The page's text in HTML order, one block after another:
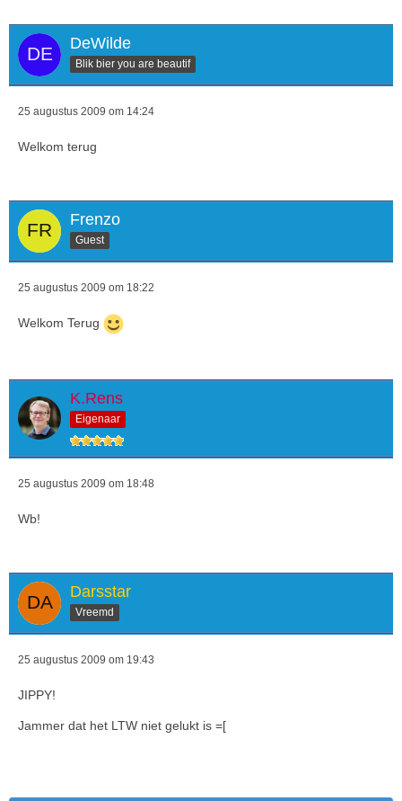
DeWilde
Blik bier you are beautif
25 augustus 2009 om 14:24
Welkom terug
Frenzo
Guest
25 augustus 2009 om 18:22
Welkom Terug
K.Rens
Eigenaar
25 augustus 2009 om 18:48
Wb!
Darsstar
Vreemd
25 augustus 2009 om 19:43
JIPPY!
Jammer dat het LTW niet gelukt is =[